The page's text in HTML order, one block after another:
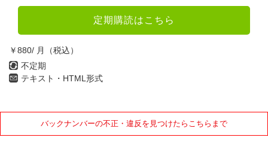
定期購読はこちら
￥880/ 月（税込）
不定期
テキスト・HTML形式
バックナンバーの不正・違反を見つけたらこちらまで